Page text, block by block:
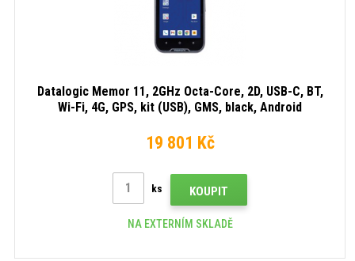
Datalogic Memor 11, 2GHz Octa-Core, 2D, USB-C, BT,
Wi-Fi, 4G, GPS, kit (USB), GMS, black, Android
19 801 Kč
ks KOUPIT
NA EXTERNÍM SKLADĚ